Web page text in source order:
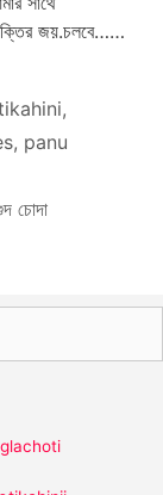
,
, panu
চোদা